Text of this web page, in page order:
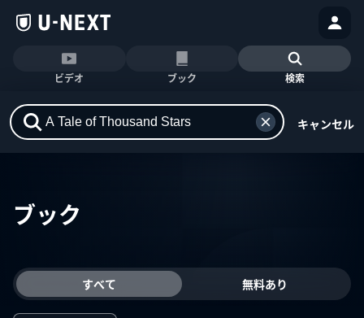
ビデオ ブック 検索
キャンセル
ブック
すべて 無料あり